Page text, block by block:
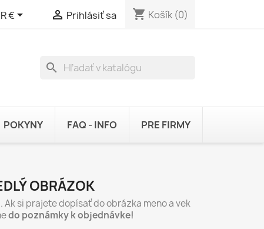
€  Prihlásiť sa shopping_cart Košík (0)
search
POKYNY FAQ - INFO PRE FIRMY
OBRÁZOK
. Ak si prajete dopísať do obrázka meno a vek
do poznámky k objednávke!